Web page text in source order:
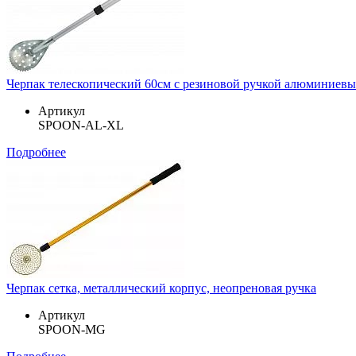
Черпак телескопический 60см с резиновой ручкой
Артикул
SPOON-AL-XL
Подробнее
Черпак сетка, металлический корпус, неопреновая ручка
Артикул
SPOON-MG